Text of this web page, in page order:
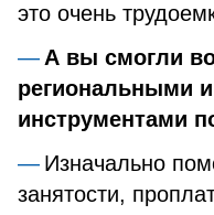
это очень
А вы смогли
региональными
инструментами
Изначально
занятости,